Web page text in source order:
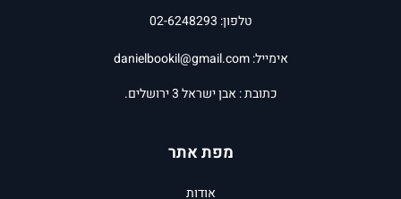
טלפון: 02-6248293
אימייל:danielbookil@gmail.com
כתובת : אבן ישראל 3 ירושלים.
מפת אתר
אודות